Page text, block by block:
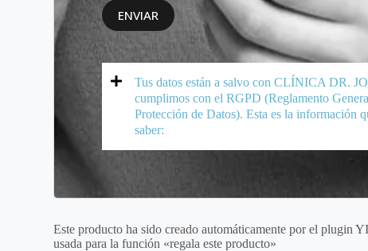
ENVIAR
Tus datos están a salvo con CLÍNICA DR.
cumplimos con el RGPD (Reglamento
Protección de Datos). Esta es la información
saber:
Este producto ha sido creado automáticamente por el plugin
usada para la función «regala este producto»